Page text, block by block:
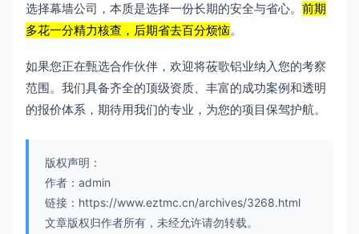
选择幕墙公司，本质是选择一份长期的安全与省心。 前期
多花一分精力核查，后期省去百分烦恼。
如果您正在甄选合作伙伴，欢迎将莜歌铝业纳入您的考察
范围。我们具备齐全的顶级资质、丰富的成功案例和透明
的报价体系，期待用我们的专业，为您的项目保驾护航。
版权声明：
作者：admin
链接：https://www.eztmc.cn/archives/3268.html
文章版权归作者所有，未经允许请勿转载。